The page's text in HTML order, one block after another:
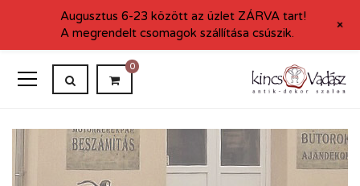
0
Augusztus 6-23 között az üzlet ZÁRVA tart!
A megrendelt csomagok szállítása csúszik.
+